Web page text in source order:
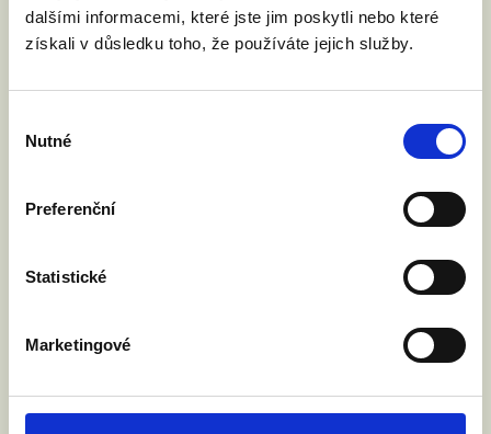
dalšími informacemi, které jste jim poskytli nebo které
získali v důsledku toho, že používáte jejich služby.
souhlasu
Nutné
Preferenční
Statistické
Marketingové
ODPOVĚĎ:
„Jsem přesvědčen, že termín manželství
„Nepodpodporuji adopci dětí stejnopohlavními